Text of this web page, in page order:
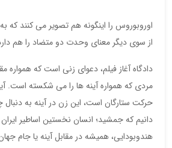
اوروبوروس را اینگونه هم تصویر می کنند که
از سوی دیگر معنای وحدت دو متضاد را هم
دادگاه آغاز فیلم، دعوای زنی است که همواره
مردی که همواره آینه ها را می شکسته است.
حرکت ستارگان است، این زن در آینه به
دانیم که جمشید؛ انسان نخستین اساطیر
هندوبودایی، همیشه در مقابل آینه یا جام جهان